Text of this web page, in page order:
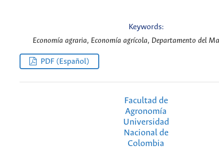
Keywords:
Economía agraria, Economía agrícola, Departamento del
PDF (Español)
Facultad de
Agronomía
Universidad
Nacional de
Colombia